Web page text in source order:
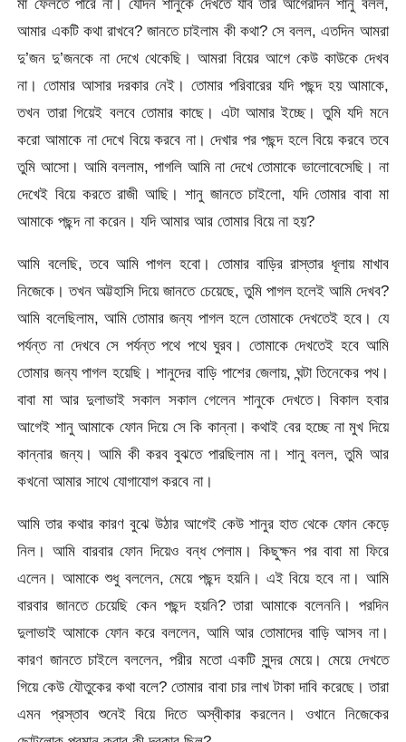
আমার একটি কথা রাখবে? জানতে চাইলাম কী কথা? সে বলল, এতদিন আমরা
দু’জন দু’জনকে না দেখে থেকেছি। আমরা বিয়ের আগে কেউ কাউকে দেখব
না। তোমার আসার দরকার নেই। তোমার পরিবারের যদি পছন্দ হয় আমাকে,
তখন তারা গিয়েই বলবে তোমার কাছে। এটা আমার ইচ্ছে। তুমি যদি মনে
করো আমাকে না দেখে বিয়ে করবে না। দেখার পর পছন্দ হলে বিয়ে করবে তবে
তুমি আসো। আমি বললাম, পাগলি আমি না দেখে তোমাকে ভালোবেসেছি। না
দেখেই বিয়ে করতে রাজী আছি। শানু জানতে চাইলো, যদি তোমার বাবা মা
আমাকে পছন্দ না করেন। যদি আমার আর তোমার বিয়ে না হয়?
আমি বলেছি, তবে আমি পাগল হবো। তোমার বাড়ির রাস্তার ধূলায় মাখাব
নিজেকে। তখন অট্টহাসি দিয়ে জানতে চেয়েছে, তুমি পাগল হলেই আমি দেখব?
আমি বলেছিলাম, আমি তোমার জন্য পাগল হলে তোমাকে দেখতেই হবে। যে
পর্যন্ত না দেখবে সে পর্যন্ত পথে পথে ঘুরব। তোমাকে দেখতেই হবে আমি
তোমার জন্য পাগল হয়েছি। শানুদের বাড়ি পাশের জেলায়, ঘন্টা তিনেকের পথ।
বাবা মা আর দুলাভাই সকাল সকাল গেলেন শানুকে দেখতে। বিকাল হবার
আগেই শানু আমাকে ফোন দিয়ে সে কি কান্না। কথাই বের হচ্ছে না মুখ দিয়ে
কান্নার জন্য। আমি কী করব বুঝতে পারছিলাম না। শানু বলল, তুমি আর
কখনো আমার সাথে যোগাযোগ করবে না।
আমি তার কথার কারণ বুঝে উঠার আগেই কেউ শানুর হাত থেকে ফোন কেড়ে
নিল। আমি বারবার ফোন দিয়েও বন্ধ পেলাম। কিছুক্ষন পর বাবা মা ফিরে
এলেন। আমাকে শুধু বললেন, মেয়ে পছন্দ হয়নি। এই বিয়ে হবে না। আমি
বারবার জানতে চেয়েছি কেন পছন্দ হয়নি? তারা আমাকে বলেননি। পরদিন
দুলাভাই আমাকে ফোন করে বললেন, আমি আর তোমাদের বাড়ি আসব না।
কারণ জানতে চাইলে বললেন, পরীর মতো একটি সুন্দর মেয়ে। মেয়ে দেখতে
গিয়ে কেউ যৌতুকের কথা বলে? তোমার বাবা চার লাখ টাকা দাবি করেছে। তারা
এমন প্রস্তাব শুনেই বিয়ে দিতে অস্বীকার করলেন। ওখানে নিজেকের